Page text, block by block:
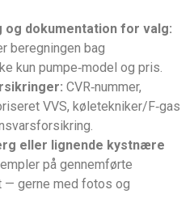
og dokumentation for valg:
beregningen bag
kun pumpe‑model og pris.
CVR‑nummer,
VVS, køletekniker/F‑gas
eller lignende kystnære
på gennemførte
— gerne med fotos og